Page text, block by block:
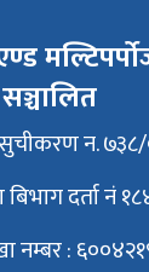
मल्टिपर्पोज
सञ्चालित
सुचीकरण न.
बिभाग दर्ता नं
नम्बर :